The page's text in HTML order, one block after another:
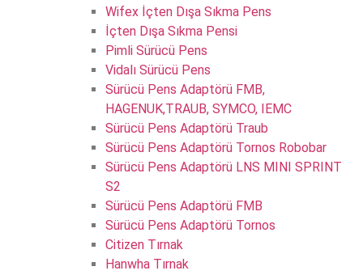
Wifex İçten Dışa Sıkma Pens
İçten Dışa Sıkma Pensi
Pimli Sürücü Pens
Vidalı Sürücü Pens
Sürücü Pens Adaptörü FMB,
HAGENUK,TRAUB, SYMCO, IEMC
Sürücü Pens Adaptörü Traub
Sürücü Pens Adaptörü Tornos Robobar
Sürücü Pens Adaptörü LNS MINI SPRINT
S2
Sürücü Pens Adaptörü FMB
Sürücü Pens Adaptörü Tornos
Citizen Tırnak
Hanwha Tırnak